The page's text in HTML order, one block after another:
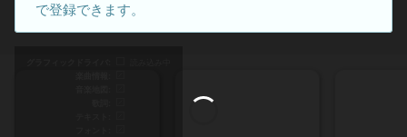
で登録できます。